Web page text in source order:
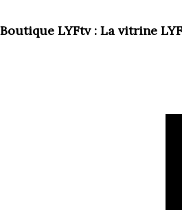
Boutique LYFtv : La vitrine